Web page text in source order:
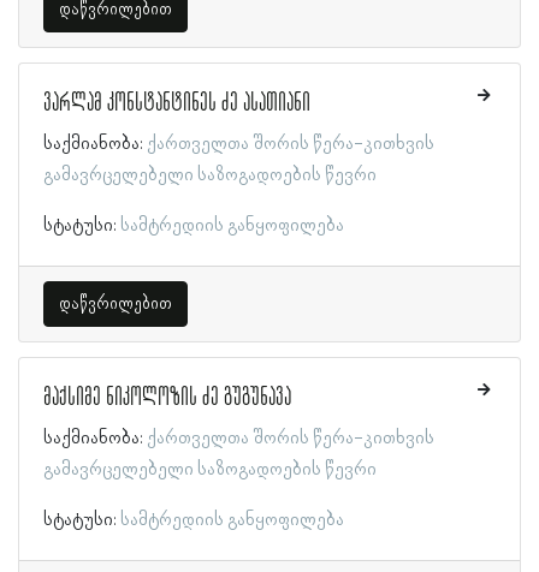
დაწვრილებით
ვარლამ კონსტანტინეს ძე ასათიანი
საქმიანობა: ქართველთა შორის წერა-კითხვის
გამავრცელებელი საზოგადოების წევრი
სტატუსი: სამტრედიის განყოფილება
დაწვრილებით
მაქსიმე ნიკოლოზის ძე გუგუნავა
საქმიანობა: ქართველთა შორის წერა-კითხვის
გამავრცელებელი საზოგადოების წევრი
სტატუსი: სამტრედიის განყოფილება